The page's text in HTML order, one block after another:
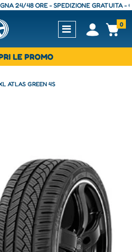
48 ORE - SPEDIZIONE GRATUITA -
Open0
LE PROMO
ATLAS GREEN 4S